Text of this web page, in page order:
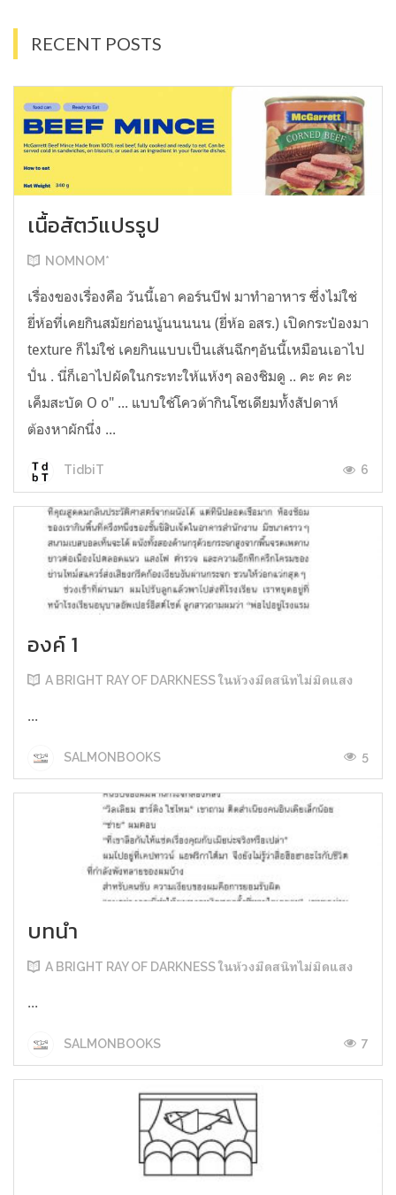
RECENT POSTS
เนื้อสัตว์แปรรูป
NOMNOM*
เรื่องของเรื่องคือ วันนี้เอา คอร์นบีฟ มาทำอาหาร ซึ่งไม่ใช่
ยี่ห้อที่เคยกินสมัยก่อนนู้นนนนน (ยี่ห้อ อสร.) เปิดกระป๋องมา
texture ก็ไม่ใช่ เคยกินแบบเป็นเส้นฉีกๆอันนี้เหมือนเอาไป
ปั่น . นี่ก็เอาไปผัดในกระทะให้แห้งๆ ลองชิมดู .. คะ คะ คะ
เค็มสะบัด O o" ... แบบใช้โควต้ากินโซเดียมทั้งสัปดาห์
ต้องหาผักนึ่ง ...
TidbiT 6
องค์ 1
A BRIGHT RAY OF DARKNESS ในห้วงมืดสนิทไม่มิดแสง
...
SALMONBOOKS 5
บทนำ
A BRIGHT RAY OF DARKNESS ในห้วงมืดสนิทไม่มิดแสง
...
SALMONBOOKS 7